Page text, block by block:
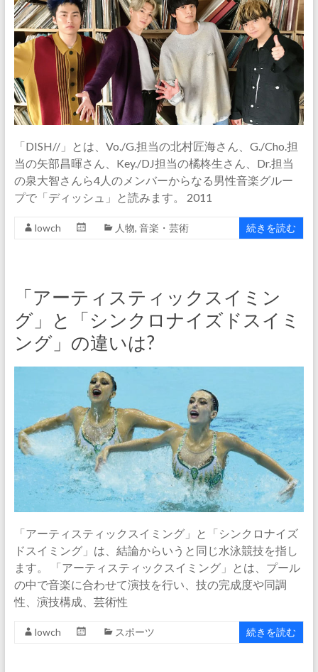
「DISH//」とは、Vo./G.担当の北村匠海さん、G./Cho.担
当の矢部昌暉さん、Key./DJ担当の橘柊生さん、Dr.担当
の泉大智さんら4人のメンバーからなる男性音楽グルー
プで「ディッシュ」と読みます。 2011
lowch 人物, 音楽・芸術 続きを読む
「アーティスティックスイミン
グ」と「シンクロナイズドスイミ
ング」の違いは?
「アーティスティックスイミング」と「シンクロナイズ
ドスイミング」は、結論からいうと同じ水泳競技を指し
ます。 「アーティスティックスイミング」とは、プール
の中で音楽に合わせて演技を行い、技の完成度や同調
性、演技構成、芸術性
lowch スポーツ 続きを読む